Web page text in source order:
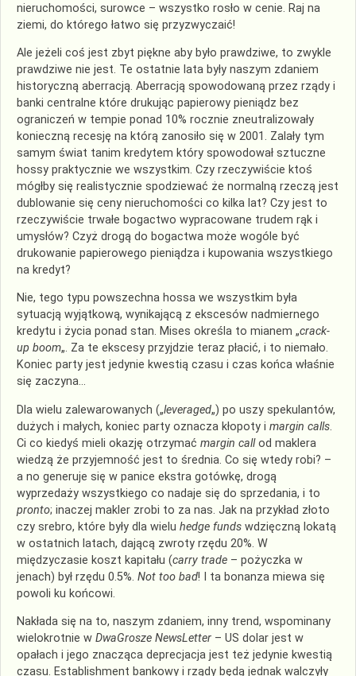
nieruchomości, surowce – wszystko rosło w cenie. Raj na
ziemi, do którego łatwo się przyzwyczaić!
Ale jeżeli coś jest zbyt piękne aby było prawdziwe, to zwykle
prawdziwe nie jest. Te ostatnie lata były naszym zdaniem
historyczną aberracją. Aberracją spowodowaną przez rządy i
banki centralne które drukując papierowy pieniądz bez
ograniczeń w tempie ponad 10% rocznie zneutralizowały
konieczną recesję na którą zanosiło się w 2001. Zalały tym
samym świat tanim kredytem który spowodował sztuczne
hossy praktycznie we wszystkim. Czy rzeczywiście ktoś
mógłby się realistycznie spodziewać że normalną rzeczą jest
dublowanie się ceny nieruchomości co kilka lat? Czy jest to
rzeczywiście trwałe bogactwo wypracowane trudem rąk i
umysłów? Czyż drogą do bogactwa może wogóle być
drukowanie papierowego pieniądza i kupowania wszystkiego
na kredyt?
Nie, tego typu powszechna hossa we wszystkim była
sytuacją wyjątkową, wynikającą z ekscesów nadmiernego
kredytu i życia ponad stan. Mises określa to mianem „crack-
up boom„. Za te ekscesy przyjdzie teraz płacić, i to niemało.
Koniec party jest jedynie kwestią czasu i czas końca właśnie
się zaczyna…
Dla wielu zalewarowanych („leveraged„) po uszy spekulantów,
dużych i małych, koniec party oznacza kłopoty i margin calls.
Ci co kiedyś mieli okazję otrzymać margin callod maklera
wiedzą że przyjemność jest to średnia. Co się wtedy robi? –
a no generuje się w panice ekstra gotówkę, drogą
wyprzedaży wszystkiego co nadaje się do sprzedania, i to
pronto; inaczej makler zrobi to za nas. Jak na przykład złoto
czy srebro, które były dla wielu hedge funds wdzięczną lokatą
w ostatnich latach, dającą zwroty rzędu 20%. W
międzyczasie koszt kapitału (carry trade – pożyczka w
jenach) był rzędu 0.5%. Not too bad! I ta bonanza miewa się
powoli ku końcowi.
Nakłada się na to, naszym zdaniem, inny trend, wspominany
wielokrotnie w DwaGrosze NewsLetter – US dolar jest w
opałach i jego znacząca deprecjacja jest też jedynie kwestią
czasu. Establishment bankowy i rządy będą jednak walczyły